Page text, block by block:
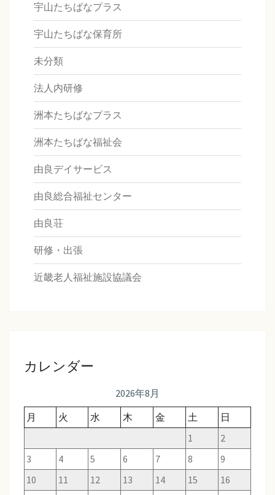
宇山たちばなプラス
宇山たちばな保育所
未分類
法人内研修
洲本たちばなプラス
洲本たちばな福祉会
由良デイサービス
由良総合福祉センター
由良荘
研修・出張
近畿老人福祉施設協議会
カレンダー
2026年8月
月
火 水 木 金 土
日
1
2
3
4 5 6 7 8
9
10
11 12 13 14 15
16